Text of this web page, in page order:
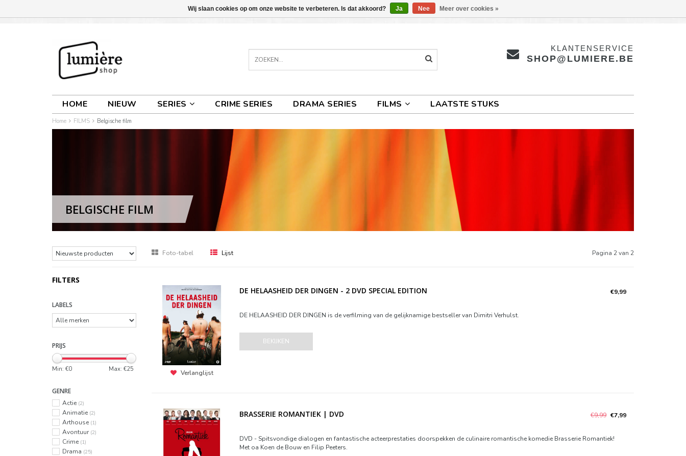
KLANTENSERVICE
SHOP@LUMIERE.BE
HOME NIEUW SERIES CRIME SERIES DRAMA SERIES FILMS LAATSTE STUKS
Home FILMS Belgische film
BELGISCHE FILM
Foto-tabel Lijst Pagina 2 van 2
FILTERS
LABELS
PRIJS
Min: €0 Max: €25
GENRE
Actie (2)
Animatie (2)
Arthouse (1)
Avontuur (2)
Crime (1)
Drama (25)
Verlanglijst
DE HELAASHEID DER DINGEN - 2 DVD SPECIAL EDITION €9,99
DE HELAASHEID DER DINGEN is de verfilming van de gelijknamige bestseller van Dimitri Verhulst.
BEKIJKEN
BRASSERIE ROMANTIEK | DVD €9,99 €7,99
DVD - Spitsvondige dialogen en fantastische acteerprestaties doorspekken de culinaire romantische komedie Brasserie Romantiek!
Met oa Koen de Bouw en Filip Peeters.
Wij slaan cookies op om onze website te verbeteren. Is dat akkoord? Ja Nee Meer over cookies »